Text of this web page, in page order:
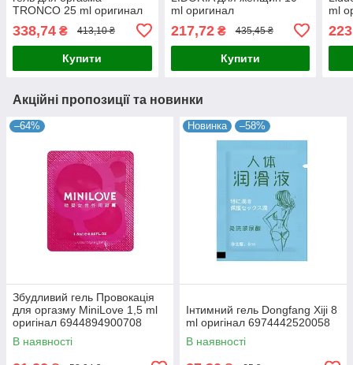
TRONCO 25 ml оригинал
338,74 ₴ 413,10 ₴
Купити
ml оригинал
217,72₴ 435,45 ₴
Купити
ml
Акційні пропозиції та новинки
–64%
Збудливий гель Провокація
для оргазму MiniLove 1,5 ml
оригінал 6944894900708
В наявності
Новинка –58%
Інтимний гель Dongfang Xiji 8
ml оригінал 6974442520058
В наявності